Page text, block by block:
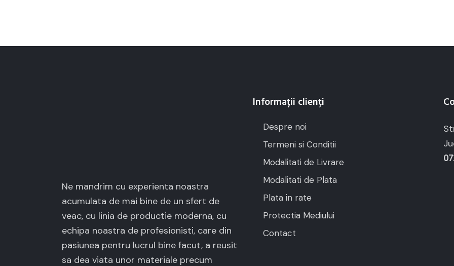
Ne mandrim cu experienta noastra
acumulata de mai bine de un sfert de
veac, cu linia de productie moderna, cu
echipa noastra de profesionisti, care din
pasiunea pentru lucrul bine facut, a reusit
sa dea viata unor materiale precum
Informații clienți
Despre noi
Termeni si Conditii
Modalitati de Livrare
Modalitati de Plata
Plata in rate
Protectia Mediului
Contact